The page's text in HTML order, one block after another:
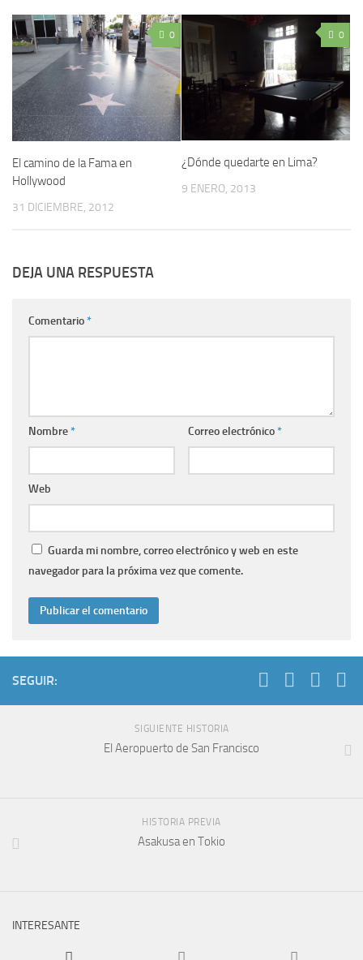
0
El camino de la Fama en
Hollywood
31 DICIEMBRE, 2012
0
¿Dónde quedarte en Lima?
9 ENERO, 2013
DEJA UNA RESPUESTA
Comentario*
Nombre* Correo electrónico*
Web
Guarda mi nombre, correo electrónico y web en este
navegador para la próxima vez que comente.
SEGUIR:
SIGUIENTE HISTORIA
El Aeropuerto de San Francisco
HISTORIA PREVIA
Asakusa en Tokio
INTERESANTE